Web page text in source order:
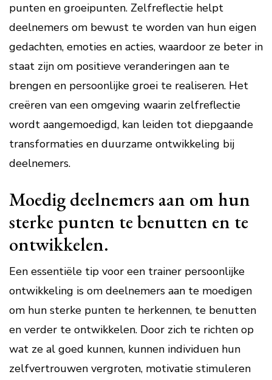
punten en groeipunten. Zelfreflectie helpt
deelnemers om bewust te worden van hun eigen
gedachten, emoties en acties, waardoor ze beter in
staat zijn om positieve veranderingen aan te
brengen en persoonlijke groei te realiseren. Het
creëren van een omgeving waarin zelfreflectie
wordt aangemoedigd, kan leiden tot diepgaande
transformaties en duurzame ontwikkeling bij
deelnemers.
Moedig deelnemers aan om hun
sterke punten te benutten en te
ontwikkelen.
Een essentiële tip voor een trainer persoonlijke
ontwikkeling is om deelnemers aan te moedigen
om hun sterke punten te herkennen, te benutten
en verder te ontwikkelen. Door zich te richten op
wat ze al goed kunnen, kunnen individuen hun
zelfvertrouwen vergroten, motivatie stimuleren